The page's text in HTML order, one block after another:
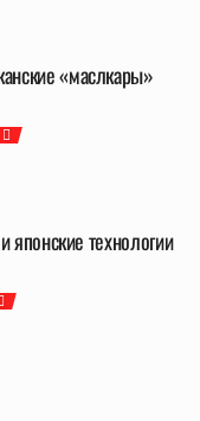
«маслкары»
японские технологии